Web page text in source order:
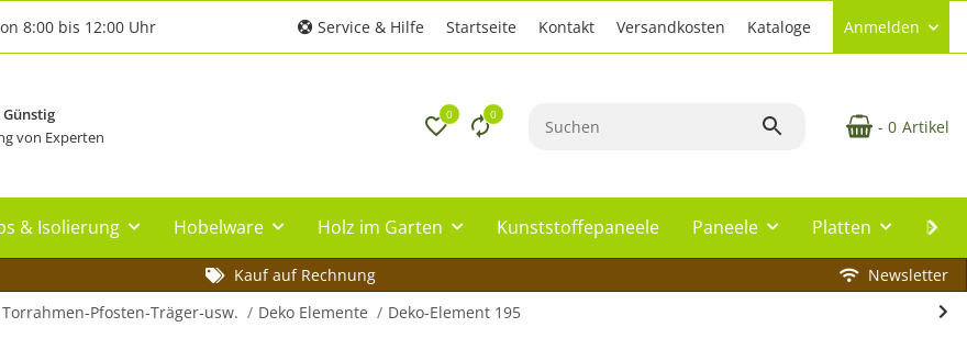
8:00 bis 12:00 Uhr Service & Hilfe Startseite Kontakt Versandkosten Kataloge Anmelden
von Experten
0 0
- 0 Artikel
& Isolierung Hobelware Holz im Garten Kunststoffepaneele Paneele Platten
Kauf auf Rechnung
Newsletter
Torrahmen-Pfosten-Träger-usw. Deko Elemente Deko-Element 195